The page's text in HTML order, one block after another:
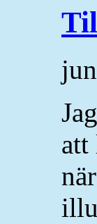
jun
att